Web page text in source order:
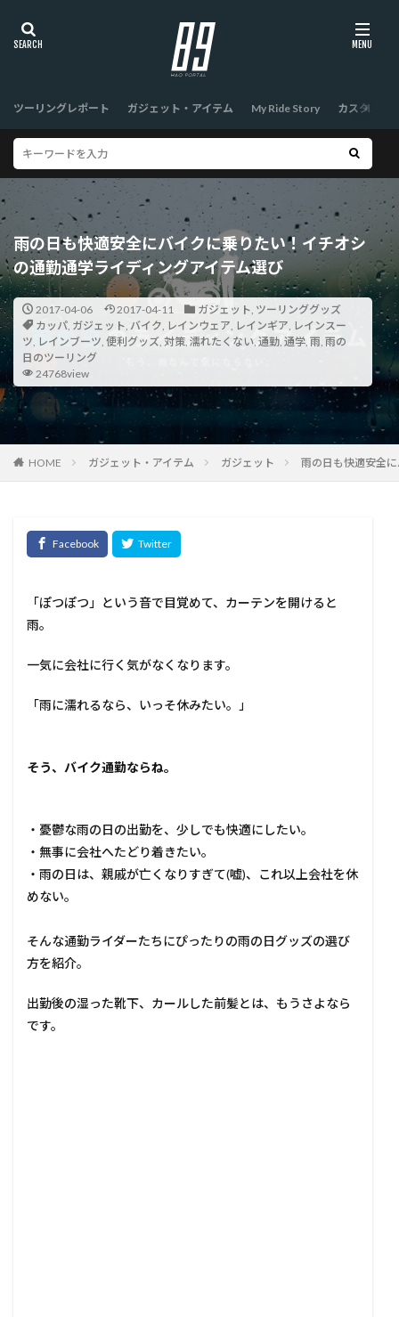
ツーリングレポート ガジェット・アイテム My Ride Story カスタム
雨の日も快適安全にバイクに乗りたい！イチオシ
の通勤通学ライディングアイテム選び
2017-04-06 2017-04-11 ガジェット, ツーリンググッズ
カッパ, ガジェット, バイク, レインウェア, レインギア, レインスー
ツ, レインブーツ, 便利グッズ, 対策, 濡れたくない, 通勤, 通学, 雨, 雨の
日のツーリング
24768view
HOME ガジェット・アイテム ガジェット 雨の日も快適安全
「ぽつぽつ」という音で目覚めて、カーテンを開けると
雨。
一気に会社に行く気がなくなります。
「雨に濡れるなら、いっそ休みたい。」
そう、バイク通勤ならね。
・憂鬱な雨の日の出勤を、少しでも快適にしたい。
・無事に会社へたどり着きたい。
・雨の日は、親戚が亡くなりすぎて(嘘)、これ以上会社を休
めない。
そんな通勤ライダーたちにぴったりの雨の日グッズの選び
方を紹介。
出勤後の湿った靴下、カールした前髪とは、もうさよなら
です。